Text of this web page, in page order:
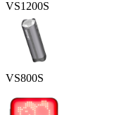
VS1200S
VS800S